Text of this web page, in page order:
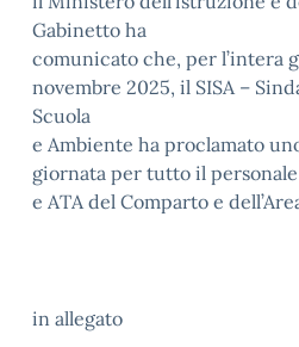
Gabinetto ha
comunicato che, per l’intera
novembre 2025, il SISA –
Scuola
e Ambiente ha proclamato
giornata per tutto il
e ATA del Comparto e
in allegato